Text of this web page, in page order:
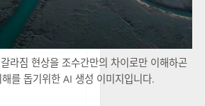
라짐 현상을 조수간만의 차이로만 이해하곤
를 돕기위한 AI 생성 이미지입니다.